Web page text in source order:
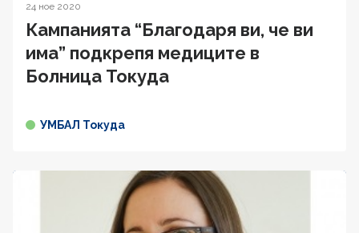
24 ное 2020
Кампанията “Благодаря ви, че ви
има” подкрепя медиците в
Болница Токуда
УМБАЛ Токуда